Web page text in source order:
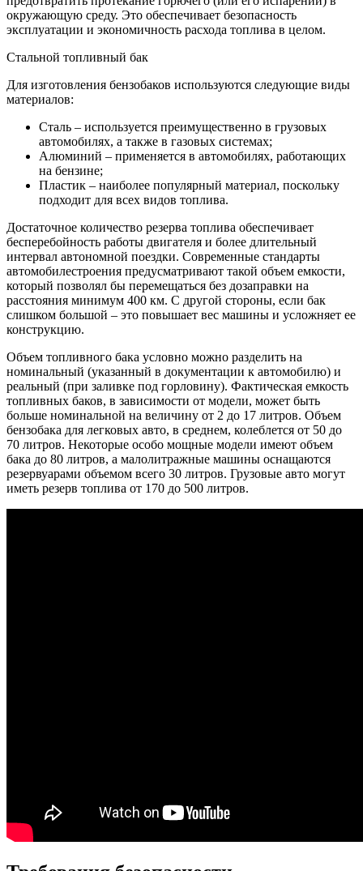
окружающую среду. Это обеспечивает безопасность
эксплуатации и экономичность расхода топлива в целом.
Стальной топливный бак
Для изготовления бензобаков используются следующие виды
материалов:
Сталь – используется преимущественно в грузовых
автомобилях, а также в газовых системах;
Алюминий – применяется в автомобилях, работающих
на бензине;
Пластик – наиболее популярный материал, поскольку
подходит для всех видов топлива.
Достаточное количество резерва топлива обеспечивает
бесперебойность работы двигателя и более длительный
интервал автономной поездки. Современные стандарты
автомобилестроения предусматривают такой объем емкости,
который позволял бы перемещаться без дозаправки на
расстояния минимум 400 км. С другой стороны, если бак
слишком большой – это повышает вес машины и усложняет ее
конструкцию.
Объем топливного бака условно можно разделить на
номинальный (указанный в документации к автомобилю) и
реальный (при заливке под горловину). Фактическая емкость
топливных баков, в зависимости от модели, может быть
больше номинальной на величину от 2 до 17 литров. Объем
бензобака для легковых авто, в среднем, колеблется от 50 до
70 литров. Некоторые особо мощные модели имеют объем
бака до 80 литров, а малолитражные машины оснащаются
резервуарами объемом всего 30 литров. Грузовые авто могут
иметь резерв топлива от 170 до 500 литров.